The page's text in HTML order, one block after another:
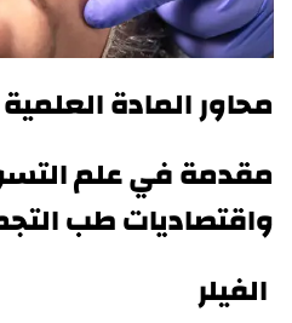
محاور المادة العلمية
مقدمة في علم
واقتصاديات طب
الفيلر